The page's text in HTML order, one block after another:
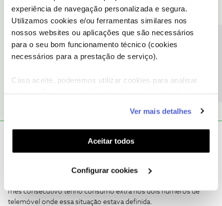
experiência de navegação personalizada e segura.
Utilizamos cookies e/ou ferramentas similares nos
nossos websites ou aplicações que são necessários
para o seu bom funcionamento técnico (cookies
necessários para a prestação de serviço).
Caso aceite, poderemos utilizar cookies para analisar
funcionalidades (cookies de personalização e
funcionalidade) e adaptar anúncios aos seus interesses
(cookies de publicidade personalizada). Pode gerir a
utilização dos cookies clicando em "Configurar
Ver mais detalhes
Aceitar todos
Configurar cookies
como "Melhor Resposta" e faça "Like" nos melhores comentários.
Siga os perfis da moderação, através da opção "Seguir", para estar
sempre a par das ultimas novidades.
1 pessoa gostou
tenho definido como limite extra mensal na Área de Cliente de
mês consecutivo tenho consumo extra nos dois números de
telemóvel onde essa situação estava definida.